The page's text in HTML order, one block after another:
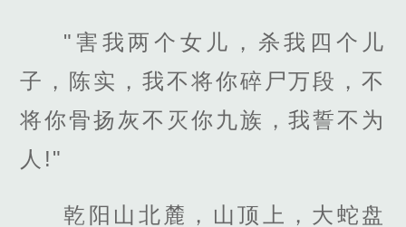
"害我两个女儿，杀我四个儿
子，陈实，我不将你碎尸万段，不
将你骨扬灰不灭你九族，我誓不为
人!"
乾阳山北麓，山顶上，大蛇盘